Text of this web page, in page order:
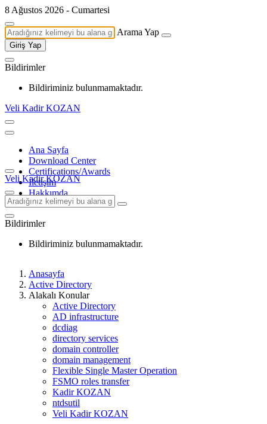
8 Ağustos 2026 - Cumartesi
Arama Yap
Giriş Yap
Bildirimler
Bildiriminiz bulunmamaktadır.
Veli Kadir KOZAN
Ana Sayfa
Download Center
Certifications/Awards
İletişim
Hakkımda
Veli Kadir KOZAN
Bildirimler
Bildiriminiz bulunmamaktadır.
Anasayfa
Active Directory
Alakalı Konular
Active Directory
AD infrastructure
dcdiag
directory services
domain controller
domain management
Flexible Single Master Operation
FSMO roles transfer
Kadir KOZAN
ntdsutil
Veli Kadir KOZAN